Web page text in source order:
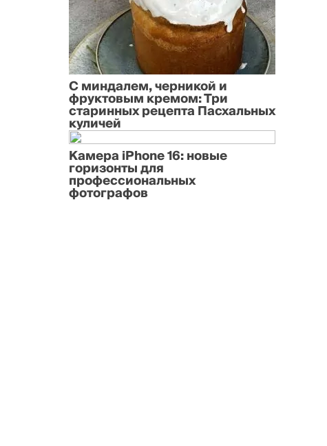
С миндалем, черникой и
фруктовым кремом: Три
старинных рецепта Пасхальных
куличей
Камера iPhone 16: новые
горизонты для
профессиональных
фотографов